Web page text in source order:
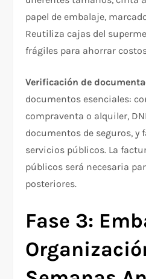
papel de embalaje,
Reutiliza cajas del
frágiles para ahorrar
Verificación de
documentos esenciales:
compraventa o alquiler,
documentos de seguros, y
servicios públicos. La
públicos será necesaria
posteriores.​
Fase 3: